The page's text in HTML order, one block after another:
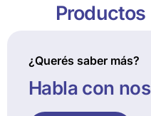
¿Querés saber más?
Habla con